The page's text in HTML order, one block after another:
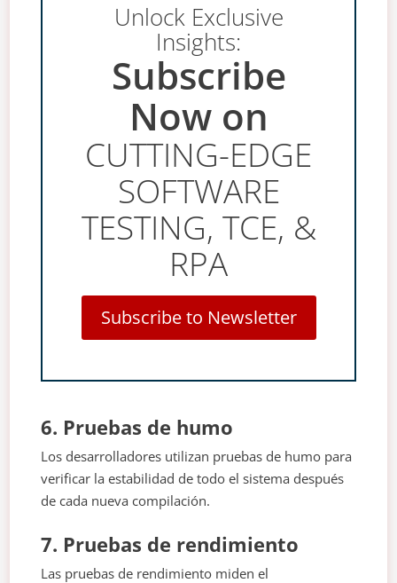
Unlock Exclusive
Insights:
Subscribe
Now on
CUTTING-EDGE
SOFTWARE
TESTING, TCE, &
RPA
Subscribe to Newsletter
6. Pruebas de humo
Los desarrolladores utilizan pruebas de humo para
verificar la estabilidad de todo el sistema después
de cada nueva compilación.
7. Pruebas de rendimiento
Las pruebas de rendimiento miden el